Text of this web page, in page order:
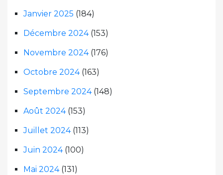
Janvier 2025 (184)
Décembre 2024(153)
Novembre 2024(176)
Octobre 2024(163)
Septembre 2024(148)
Août 2024(153)
Juillet 2024(113)
Juin 2024(100)
Mai 2024(131)